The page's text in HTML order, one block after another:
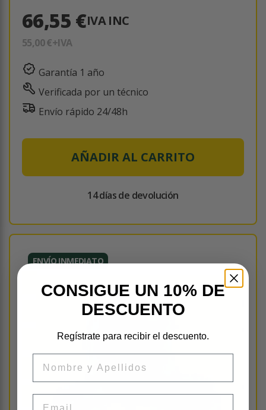
66,55 €IVA INC
55,00 €+IVA
Garantía 1 año
Verificada por un técnico
Envío rápido 24/48h
AÑADIR AL CARRITO
14 días de devolución
ENVÍO INMEDIATO
CONSIGUE UN 10% DE
DESCUENTO
Regístrate para recibir el descuento.